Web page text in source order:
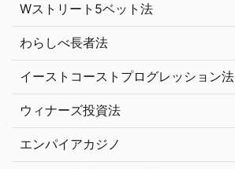
Wストリート5ベット法
わらしべ長者法
イーストコーストプログレッション法
ウィナーズ投資法
エンパイアカジノ